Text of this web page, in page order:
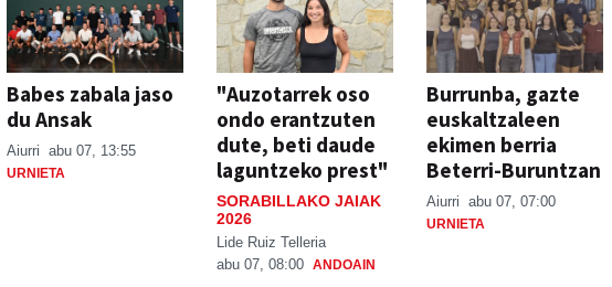
Babes zabala jaso
du Ansak
Aiurri abu 07, 13:55
URNIETA
"Auzotarrek oso
ondo erantzuten
dute, beti daude
laguntzeko prest"
SORABILLAKO JAIAK
2026
Lide Ruiz Telleria
abu 07, 08:00 ANDOAIN
Burrunba, gazte
euskaltzaleen
ekimen berria
Beterri-Buruntzan
Aiurri abu 07, 07:00
URNIETA